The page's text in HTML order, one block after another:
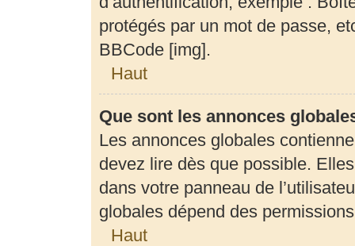
protégés par un mot de passe,
BBCode [img].
Haut
Que sont les annonces
Les annonces globales
devez lire dès que possible.
dans votre panneau de
globales dépend des
Haut